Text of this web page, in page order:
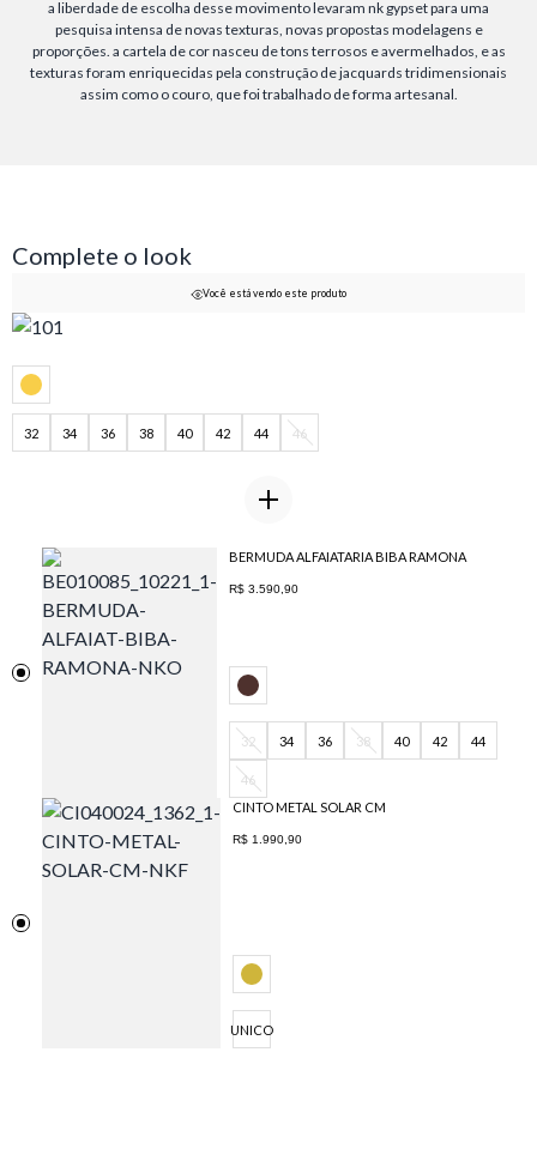
a liberdade de escolha desse movimento levaram nk gypset para uma
pesquisa intensa de novas texturas, novas propostas modelagens e
proporções. a cartela de cor nasceu de tons terrosos e avermelhados, e as
texturas foram enriquecidas pela construção de jacquards tridimensionais
assim como o couro, que foi trabalhado de forma artesanal.
Complete o look
Você está vendo este produto
32 34 36 38 40 42 44 46
BERMUDA ALFAIATARIA BIBA RAMONA
R$ 3.590,90
32 34 36 38 40 42 44
46
CINTO METAL SOLAR CM
R$ 1.990,90
UNICO